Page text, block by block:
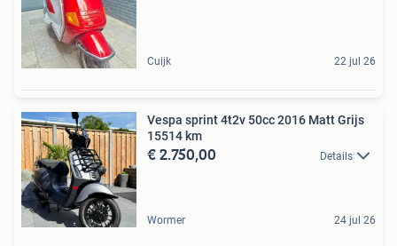
Cuijk 22 jul 26
Vespa sprint 4t2v 50cc 2016 Matt Grijs
15514 km
€ 2.750,00 Details
Wormer 24 jul 26